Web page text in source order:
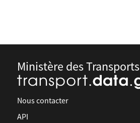
Ministère des Transports
Nous contacter
API